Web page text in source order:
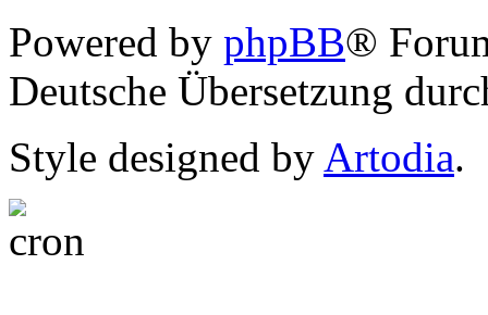
Powered by phpBB®
Deutsche Übersetzung
Style designed by Artodia.